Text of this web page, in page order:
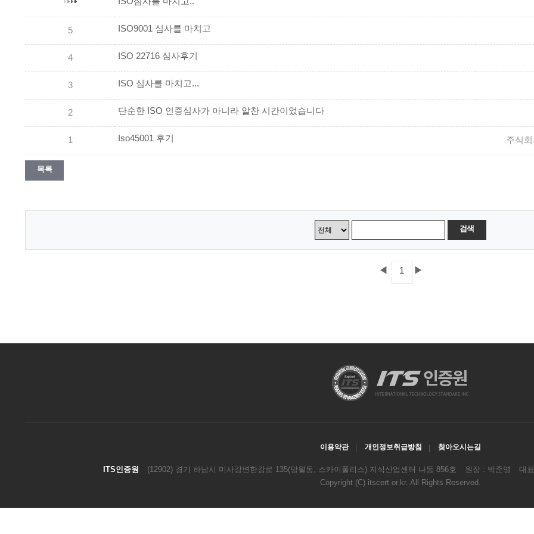
5 ISO9001 심사를 마치고
4 ISO 22716 심사후기
3 ISO 심사를 마치고...
2 단순한 ISO 인증심사가 아니라 알찬 시간이었습니다
1 Iso45001 후기 주식
목록
검색
◀ 1 ▶
이용약관 개인정보취급방침 찾아오시는길
ITS인증원 (12902) 경기 하남시 미사강변한강로 135(망월동, 스카이폴리스) 지식산업센터 나동 856호 원장 : 박준영 대
Copyright (C) itscert.or.kr. All Rights Reserved.